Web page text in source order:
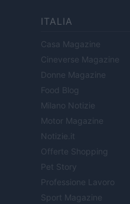
ITALIA
Casa Magazine
Cineverse Magazine
Donne Magazine
Food Blog
Milano Notizie
Motor Magazine
Notizie.it
Offerte Shopping
Pet Story
Professione Lavoro
Sport Magazine